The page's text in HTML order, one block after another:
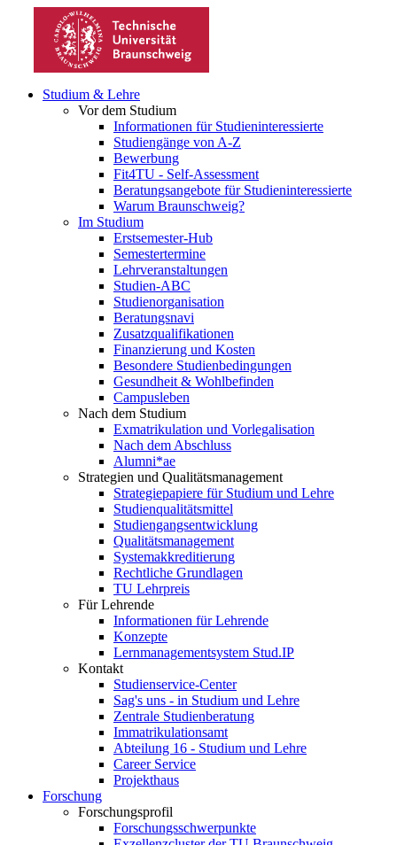
Studium & Lehre
Vor dem Studium
Informationen für Studieninteressierte
Studiengänge von A-Z
Bewerbung
Fit4TU - Self-Assessment
Beratungsangebote für Studieninteressierte
Warum Braunschweig?
Im Studium
Erstsemester-Hub
Semestertermine
Lehrveranstaltungen
Studien-ABC
Studienorganisation
Beratungsnavi
Zusatzqualifikationen
Finanzierung und Kosten
Besondere Studienbedingungen
Gesundheit & Wohlbefinden
Campusleben
Nach dem Studium
Exmatrikulation und Vorlegalisation
Nach dem Abschluss
Alumni*ae
Strategien und Qualitätsmanagement
Strategiepapiere für Studium und Lehre
Studienqualitätsmittel
Studiengangsentwicklung
Qualitätsmanagement
Systemakkreditierung
Rechtliche Grundlagen
TU Lehrpreis
Für Lehrende
Informationen für Lehrende
Konzepte
Lernmanagementsystem Stud.IP
Kontakt
Studienservice-Center
Sag's uns - in Studium und Lehre
Zentrale Studienberatung
Immatrikulationsamt
Abteilung 16 - Studium und Lehre
Career Service
Projekthaus
Forschung
Forschungsprofil
Forschungsschwerpunkte